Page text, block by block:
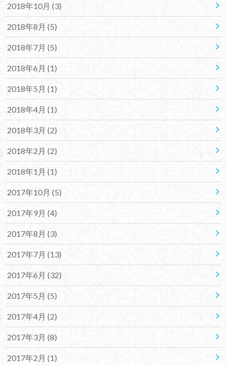
2018年10月 (3)
2018年8月 (5)
2018年7月 (5)
2018年6月 (1)
2018年5月 (1)
2018年4月 (1)
2018年3月 (2)
2018年2月 (2)
2018年1月 (1)
2017年10月 (5)
2017年9月 (4)
2017年8月 (3)
2017年7月 (13)
2017年6月 (32)
2017年5月 (5)
2017年4月 (2)
2017年3月 (8)
2017年2月 (1)